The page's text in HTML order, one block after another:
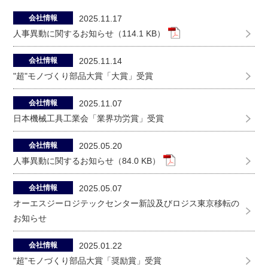
会社情報
2025.11.17
人事異動に関するお知らせ（114.1 KB）
会社情報
2025.11.14
"超"モノづくり部品大賞「大賞」受賞
会社情報
2025.11.07
日本機械工具工業会「業界功労賞」受賞
会社情報
2025.05.20
人事異動に関するお知らせ（84.0 KB）
会社情報
2025.05.07
オーエスジーロジテックセンター新設及びロジス東京移転の
お知らせ
会社情報
2025.01.22
"超"モノづくり部品大賞「奨励賞」受賞